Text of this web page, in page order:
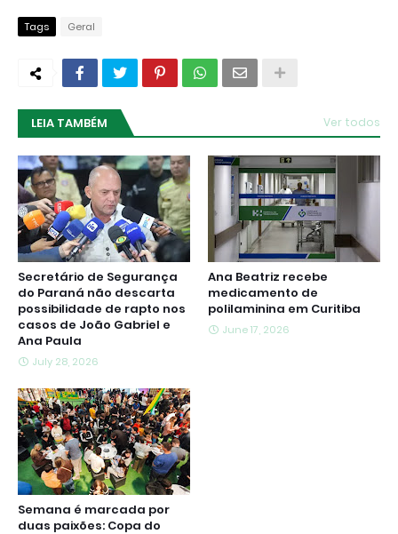
Tags Geral
LEIA TAMBÉM Ver todos
Secretário de Segurança
do Paraná não descarta
possibilidade de rapto nos
casos de João Gabriel e
Ana Paula
July 28, 2026
Ana Beatriz recebe
medicamento de
polilaminina em Curitiba
June 17, 2026
Semana é marcada por
duas paixões: Copa do